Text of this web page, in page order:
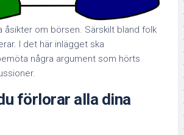
åsikter om börsen. Särskilt bland folk
I det här inlägget ska
några argument som hörts
förlorar alla dina